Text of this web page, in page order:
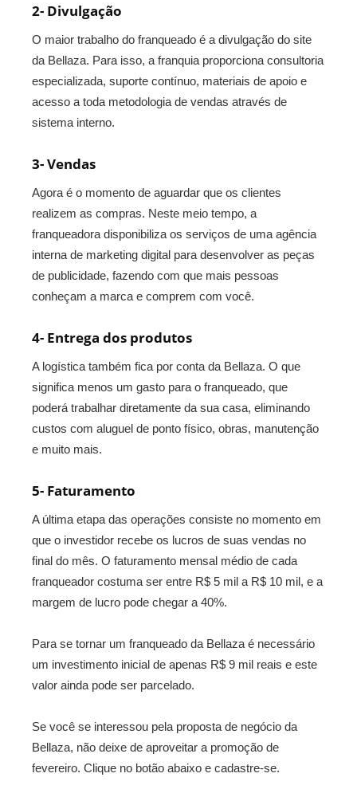
2- Divulgação
O maior trabalho do franqueado é a divulgação do site
da Bellaza. Para isso, a franquia proporciona consultoria
especializada, suporte contínuo, materiais de apoio e
acesso a toda metodologia de vendas através de
sistema interno.
3- Vendas
Agora é o momento de aguardar que os clientes
realizem as compras. Neste meio tempo, a
franqueadora disponibiliza os serviços de uma agência
interna de marketing digital para desenvolver as peças
de publicidade, fazendo com que mais pessoas
conheçam a marca e comprem com você.
4- Entrega dos produtos
A logística também fica por conta da Bellaza. O que
significa menos um gasto para o franqueado, que
poderá trabalhar diretamente da sua casa, eliminando
custos com aluguel de ponto físico, obras, manutenção
e muito mais.
5- Faturamento
A última etapa das operações consiste no momento em
que o investidor recebe os lucros de suas vendas no
final do mês. O faturamento mensal médio de cada
franqueador costuma ser entre R$ 5 mil a R$ 10 mil, e a
margem de lucro pode chegar a 40%.
Para se tornar um franqueado da Bellaza é necessário
um investimento inicial de apenas R$ 9 mil reais e este
valor ainda pode ser parcelado.
Se você se interessou pela proposta de negócio da
Bellaza, não deixe de aproveitar a promoção de
fevereiro. Clique no botão abaixo e cadastre-se.